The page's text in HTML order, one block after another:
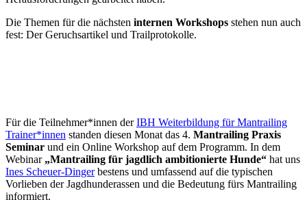
Die Themen für die nächsten internen Workshops stehen nun auch
fest: Der Geruchsartikel und Trailprotokolle.
Für die Teilnehmer*innen derIBH Weiterbildung für Mantrailing
Trainer*innen standen diesen Monat das 4. Mantrailing Praxis
Seminar und ein Online Workshop auf dem Programm. In dem
Webinar „Mantrailing für jagdlich ambitionierte Hunde“ hat uns
Ines Scheuer-Dingerbestens und umfassend auf die typischen
Vorlieben der Jagdhunderassen und die Bedeutung fürs Mantrailing
informiert.